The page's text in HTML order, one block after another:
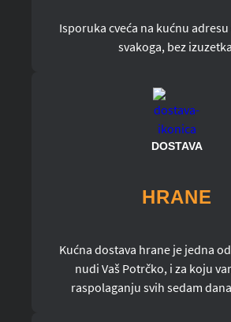
Isporuka cveća na kućnu
svakoga, bez
DOSTAVA
HRANE
Kućna dostava hrane je jedna
nudi Vaš Potrčko, i za koju
raspolaganju svih sedam